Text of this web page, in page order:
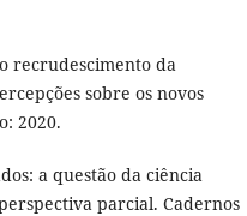
recrudescimento da
sobre os novos
2020.
a questão da ciência
parcial. Cadernos